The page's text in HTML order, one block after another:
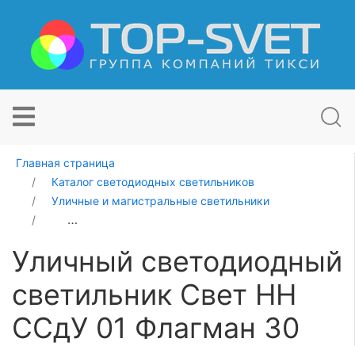
Главная страница
Каталог светодиодных светильников
Уличные и магистральные светильники
Уличный светодиодный светильник Свет НН ССдУ 01
Уличный светодиодный
светильник Свет НН
ССдУ 01 Флагман 30